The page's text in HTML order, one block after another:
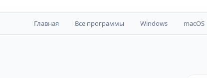
Главная Все программы Windows macOS